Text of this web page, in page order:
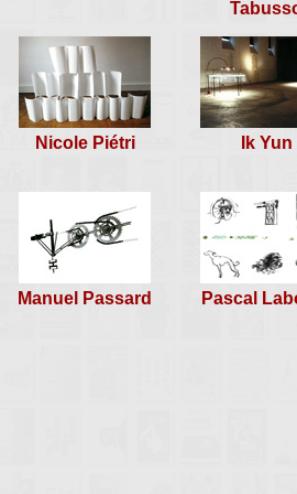
Nicole Piétri Ik Yun
Manuel Passard Pascal